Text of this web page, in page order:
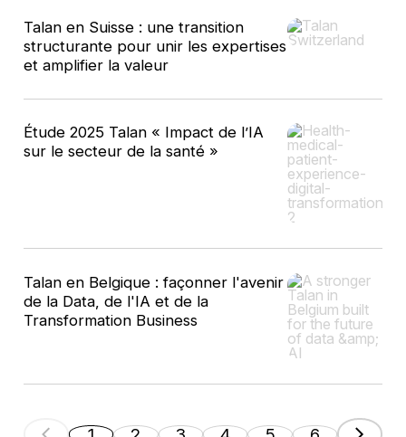
Talan en Suisse : une transition
structurante pour unir les expertises
et amplifier la valeur
Étude 2025 Talan « Impact de l’IA
sur le secteur de la santé »
Talan en Belgique : façonner l'avenir
de la Data, de l'IA et de la
Transformation Business